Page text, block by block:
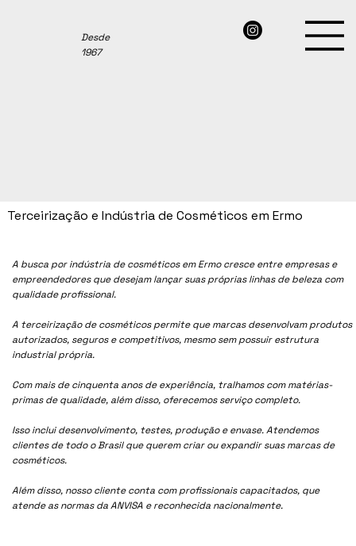
Desde
1967
A busca por indústria de cosméticos em Ermo cresce entre empresas e
empreendedores que desejam lançar suas próprias linhas de beleza com
qualidade profissional.
A terceirização de cosméticos permite que marcas desenvolvam produtos
autorizados, seguros e competitivos, mesmo sem possuir estrutura
industrial própria.
Com mais de cinquenta anos de experiência, tralhamos com matérias-
primas de qualidade, além disso, oferecemos serviço completo.
Isso inclui desenvolvimento, testes, produção e envase. Atendemos
clientes de todo o Brasil que querem criar ou expandir suas marcas de
cosméticos.
Além disso, nosso cliente conta com profissionais capacitados, que
atende as normas da ANVISA e reconhecida nacionalmente.
Terceirização e Indústria de Cosméticos em Ermo